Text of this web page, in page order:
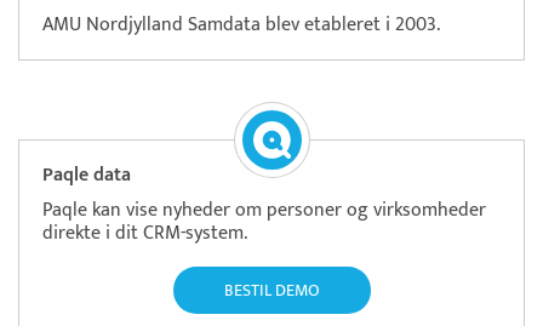
AMU Nordjylland Samdata blev etableret i 2003.
Paqle data
Paqle kan vise nyheder om personer og virksomheder
direkte i dit CRM-system.
BESTIL DEMO